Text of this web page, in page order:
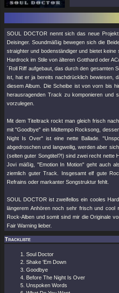
SOUL DOCTOR nennt sich das neue
Deisinger. Soundmäßig bewegen sich die
straighter und bodenständiger und bietet
Hardrock im Stile von älteren Gotthard oder
´Roll Riff aufgebaut, das durch den gesamten
ist, hat er ja bereits nachdrücklich bewiesen,
diesem Album. Die Scheibe ist von vorn bis
herausragenden Track zu komponieren und
vorzulegen.
Mit dem Titeltrack rockt man gleich frisch
mit "Goodbye" ein Midtempo Rocksong,
Night Is Over" ist eine nette Ballade.
abgedroschen und langweilig, werden aber
(selten guter Songtitel?!) sind zwei recht nette
Jovi mäßig, "Emotion In Motion" geht auch
ziemlich guter Track. Insgesamt elf gute
Refrains oder markanter Songstruktur fehlt.
SOUL DOCTOR ist zweifellos ein cooles
längerem Anhören noch sehr frisch und cool
Rock-Alben und somit sind mir die Originale
Fair Warning lieber.
Trackliste
Soul Doctor
Shake 'Em Down
Goodbye
Before The Night Is Over
Unspoken Words